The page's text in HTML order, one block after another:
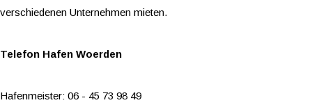
verschiedenen Unternehmen mieten.
Telefon Hafen Woerden
Hafenmeister: 06 - 45 73 98 49